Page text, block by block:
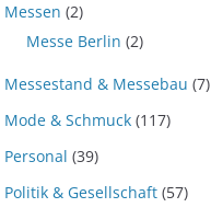
Messen (2)
Messe Berlin (2)
Messestand & Messebau (7)
Mode & Schmuck (117)
Personal (39)
Politik & Gesellschaft (57)